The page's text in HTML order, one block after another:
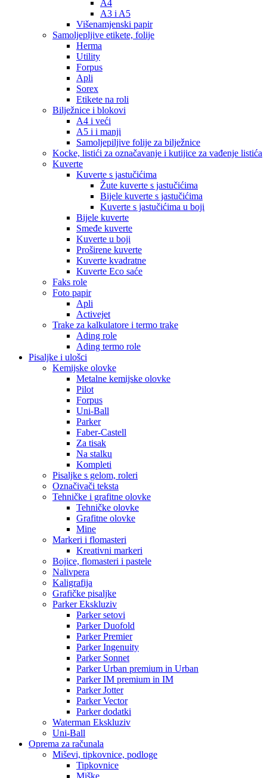
A4
A3 i A5
Višenamjenski papir
Samoljepljive etikete, folije
Herma
Utility
Forpus
Apli
Sorex
Etikete na roli
Bilježnice i blokovi
A4 i veći
A5 i i manji
Samoljepiljive folije za bilježnice
Kocke, listići za označavanje i kutijice za vađenje listića
Kuverte
Kuverte s jastučićima
Žute kuverte s jastučićima
Bijele kuverte s jastučićima
Kuverte s jastučićima u boji
Bijele kuverte
Smeđe kuverte
Kuverte u boji
Proširene kuverte
Kuverte kvadratne
Kuverte Eco saće
Faks role
Foto papir
Apli
Activejet
Trake za kalkulatore i termo trake
Ading role
Ading termo role
Pisaljke i ulošci
Kemijske olovke
Metalne kemijske olovke
Pilot
Forpus
Uni-Ball
Parker
Faber-Castell
Za tisak
Na stalku
Kompleti
Pisaljke s gelom, roleri
Označivači teksta
Tehničke i grafitne olovke
Tehničke olovke
Grafitne olovke
Mine
Markeri i flomasteri
Kreativni markeri
Bojice, flomasteri i pastele
Nalivpera
Kaligrafija
Grafičke pisaljke
Parker Ekskluziv
Parker setovi
Parker Duofold
Parker Premier
Parker Ingenuity
Parker Sonnet
Parker Urban premium in Urban
Parker IM premium in IM
Parker Jotter
Parker Vector
Parker dodatki
Waterman Ekskluziv
Uni-Ball
Oprema za računala
Miševi, tipkovnice, podloge
Tipkovnice
Miške